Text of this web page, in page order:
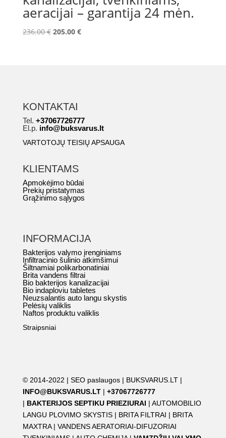
aeracijai – garantija 24 mėn.
236.00€ Original
205.00 €Current
KONTAKTAI
Tel. +37067726777
El.p. info@buksvarus.lt
VARTOTOJŲ TEISIŲ APSAUGA
KLIENTAMS
Apmokėjimo būdai
Prekių pristatymas
Grąžinimo sąlygos
INFORMACIJA
Bakterijos valymo įrenginiams
Infiltracinio šulinio atkimšimui
Šiltnamiai polikarbonatiniai
Brita vandens filtrai
Bio bakterijos kanalizacijai
Bio indaploviu tabletes
Neuzsalantis auto langu skystis
Pelėsių valiklis
Naftos produktu valiklis
Straipsniai
© 2014-2022 | SEO paslaugos| BUKSVARUS.LT|
INFO@BUKSVARUS.LT| +37067726777
| BAKTERIJOS SEPTIKU PRIEZIURAI | AUTOMOBILIO
LANGU PLOVIMO SKYSTIS| BRITA FILTRAI | BRITA
MAXTRA| VANDENS AERATORIAI-DIFUZORIAI